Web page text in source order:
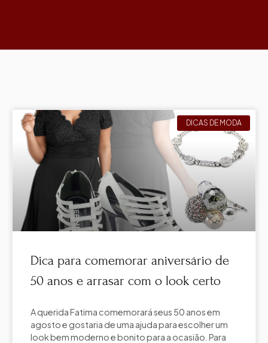
DICAS DE MODA
Dica para comemorar aniversário de
50 anos e arrasar com o look certo
A querida Fatima comemorará seus 50 anos em
agosto e gostaria de uma ajuda para escolher um
look bem moderno e bonito para a ocasião. Para